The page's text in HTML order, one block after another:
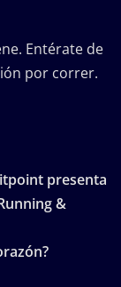
Entérate de
por correr.
presenta
&